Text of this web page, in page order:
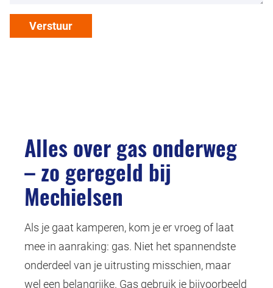
Verstuur
Alles over gas onderweg
– zo geregeld bij
Mechielsen
Als je gaat kamperen, kom je er vroeg of laat
mee in aanraking: gas. Niet het spannendste
onderdeel van je uitrusting misschien, maar
wel een belangrijke. Gas gebruik je bijvoorbeeld